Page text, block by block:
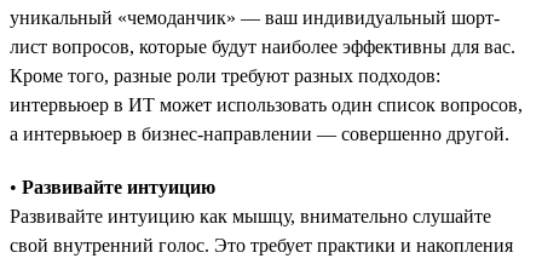
уникальный «чемоданчик» — ваш индивидуальный шорт-
лист вопросов, которые будут наиболее эффективны для вас.
Кроме того, разные роли требуют разных подходов:
интервьюер в ИТ может использовать один список вопросов,
а интервьюер в бизнес-направлении — совершенно другой.
• Развивайте интуицию
Развивайте интуицию как мышцу, внимательно слушайте
свой внутренний голос. Это требует практики и накопления